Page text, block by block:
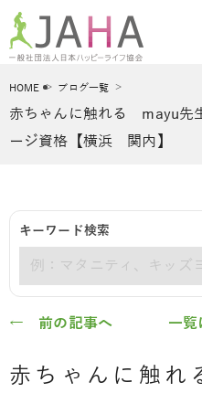
HOME ブログ一覧
赤ちゃんに触れる mayu先
ージ資格【横浜 関内】
キーワード検索
← 前の記事へ 一覧
赤ちゃんに触